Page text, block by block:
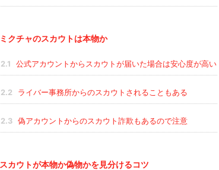
ミクチャのスカウトは本物か
2.1 公式アカウントからスカウトが届いた場合は安心度が高い
2.2 ライバー事務所からのスカウトされることもある
2.3 偽アカウントからのスカウト詐欺もあるので注意
スカウトが本物か偽物かを見分けるコツ